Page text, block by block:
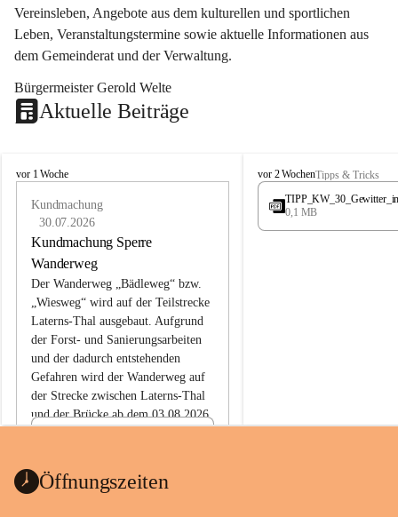
Vereinsleben, Angebote aus dem kulturellen und sportlichen
Leben, Veranstaltungstermine sowie aktuelle Informationen aus
dem Gemeinderat und der Verwaltung.
Bürgermeister Gerold Welte
Aktuelle Beiträge
L
vor 1 Woche
Kundmachung
30.07.2026
Kundmachung Sperre
Wanderweg
Der Wanderweg „Bädleweg“ bzw.
„Wiesweg“ wird auf der Teilstrecke
Laterns-Thal ausgebaut. Aufgrund
der Forst- und Sanierungsarbeiten
und der dadurch entstehenden
Gefahren wird der Wanderweg auf
der Strecke zwischen Laterns-Thal
und der Brücke ab dem 03.08.2026
ht
L
a
e
vor 2 WochenTipps & Tricks
0,1 MB
Öffnungszeiten